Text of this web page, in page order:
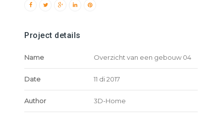
Project details
Name Overzicht van een gebouw 04
Date 11 di 2017
Author 3D-Home